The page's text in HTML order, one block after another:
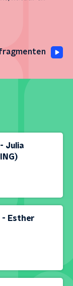
Julia
- Esther